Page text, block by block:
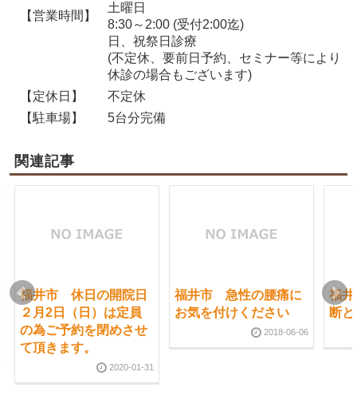
【営業時間】
土曜日
8:30～2:00 (受付2:00迄)
日、祝祭日診療
(不定休、要前日予約、セミナー等により
休診の場合もございます)
【定休日】
不定休
【駐車場】
5台分完備
関連記事
福井市 休日の開院日
２月2日（日）は定員
の為ご予約を閉めさせ
て頂きます。
2020-01-31
福井市 急性の腰痛に
お気を付けください
2018-06-06
福
断